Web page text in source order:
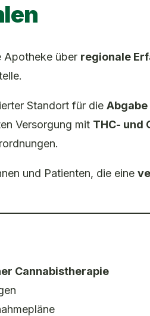
Apotheke über regionale
Standort für die
Versorgung mit THC- und
und Patienten, die eine
Cannabistherapie